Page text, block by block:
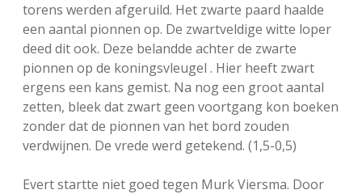
torens werden afgeruild. Het zwarte paard haalde
een aantal pionnen op. De zwartveldige witte loper
deed dit ook. Deze belandde achter de zwarte
pionnen op de koningsvleugel . Hier heeft zwart
ergens een kans gemist. Na nog een groot aantal
zetten, bleek dat zwart geen voortgang kon boeken
zonder dat de pionnen van het bord zouden
verdwijnen. De vrede werd getekend. (1,5-0,5)
Evert startte niet goed tegen Murk Viersma. Door